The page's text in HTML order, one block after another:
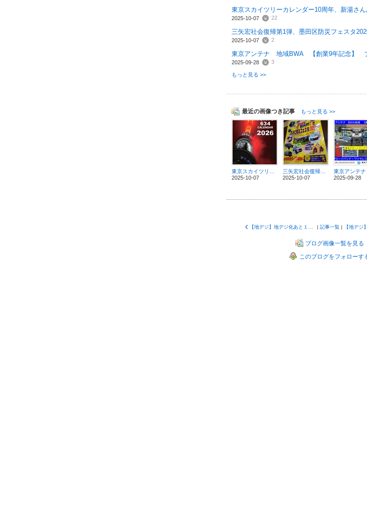
東京スカイツリーカレンダー10周年、新湯さ
2025-10-07 22
2025-10-07 2
2025-09-28 3
もっと見る >>
最近の画像つき記事 もっと見る >>
2025-10-07
2025-10-07
2025-09-28
| 記事一覧 |
ブログ画像一覧を見る
このブログをフォローす